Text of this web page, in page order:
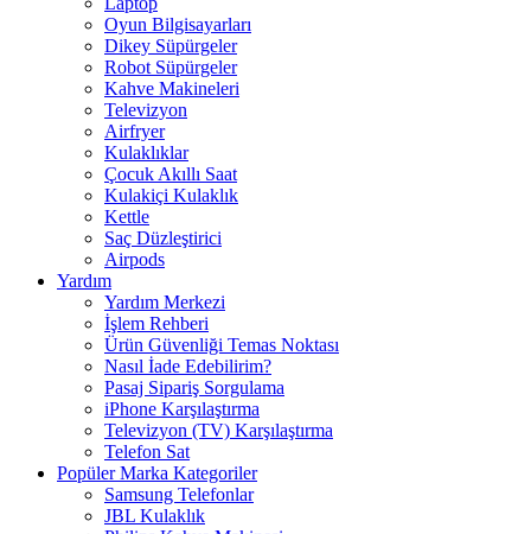
Oyun Bilgisayarları
Dikey Süpürgeler
Robot Süpürgeler
Kahve Makineleri
Televizyon
Airfryer
Kulaklıklar
Çocuk Akıllı Saat
Kulakiçi Kulaklık
Kettle
Saç Düzleştirici
Airpods
Yardım
Yardım Merkezi
İşlem Rehberi
Ürün Güvenliği Temas Noktası
Nasıl İade Edebilirim?
Pasaj Sipariş Sorgulama
iPhone Karşılaştırma
Televizyon (TV) Karşılaştırma
Telefon Sat
Popüler Marka Kategoriler
Samsung Telefonlar
JBL Kulaklık